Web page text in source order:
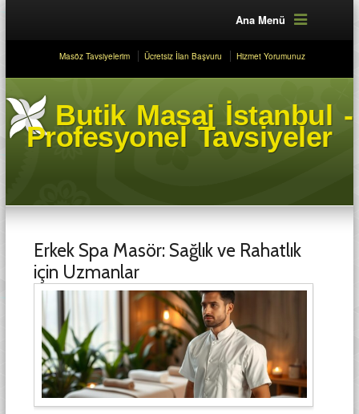
Ana Menü
Masöz Tavsiyelerim Ücretsiz İlan Başvuru Hizmet Yorumunuz
Butik Masaj İstanbul -
Profesyonel Tavsiyeler
Erkek Spa Masör: Sağlık ve Rahatlık
için Uzmanlar